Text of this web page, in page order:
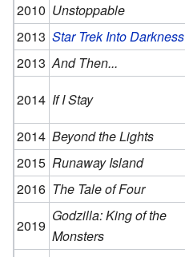
2010 Unstoppable
2013 Star Trek Into Darkness
2013 And Then...
2014 If I Stay
2014 Beyond the Lights
2015 Runaway Island
2016 The Tale of Four
2019
Godzilla: King of the
Monsters